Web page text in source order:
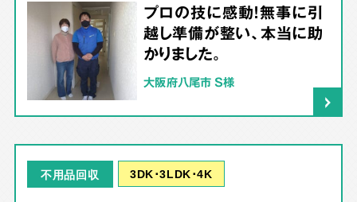
プロの技に感動！無事に引
越し準備が整い、本当に助
かりました。
大阪府八尾市 S様
不用品回収 3DK･3LDK･4K